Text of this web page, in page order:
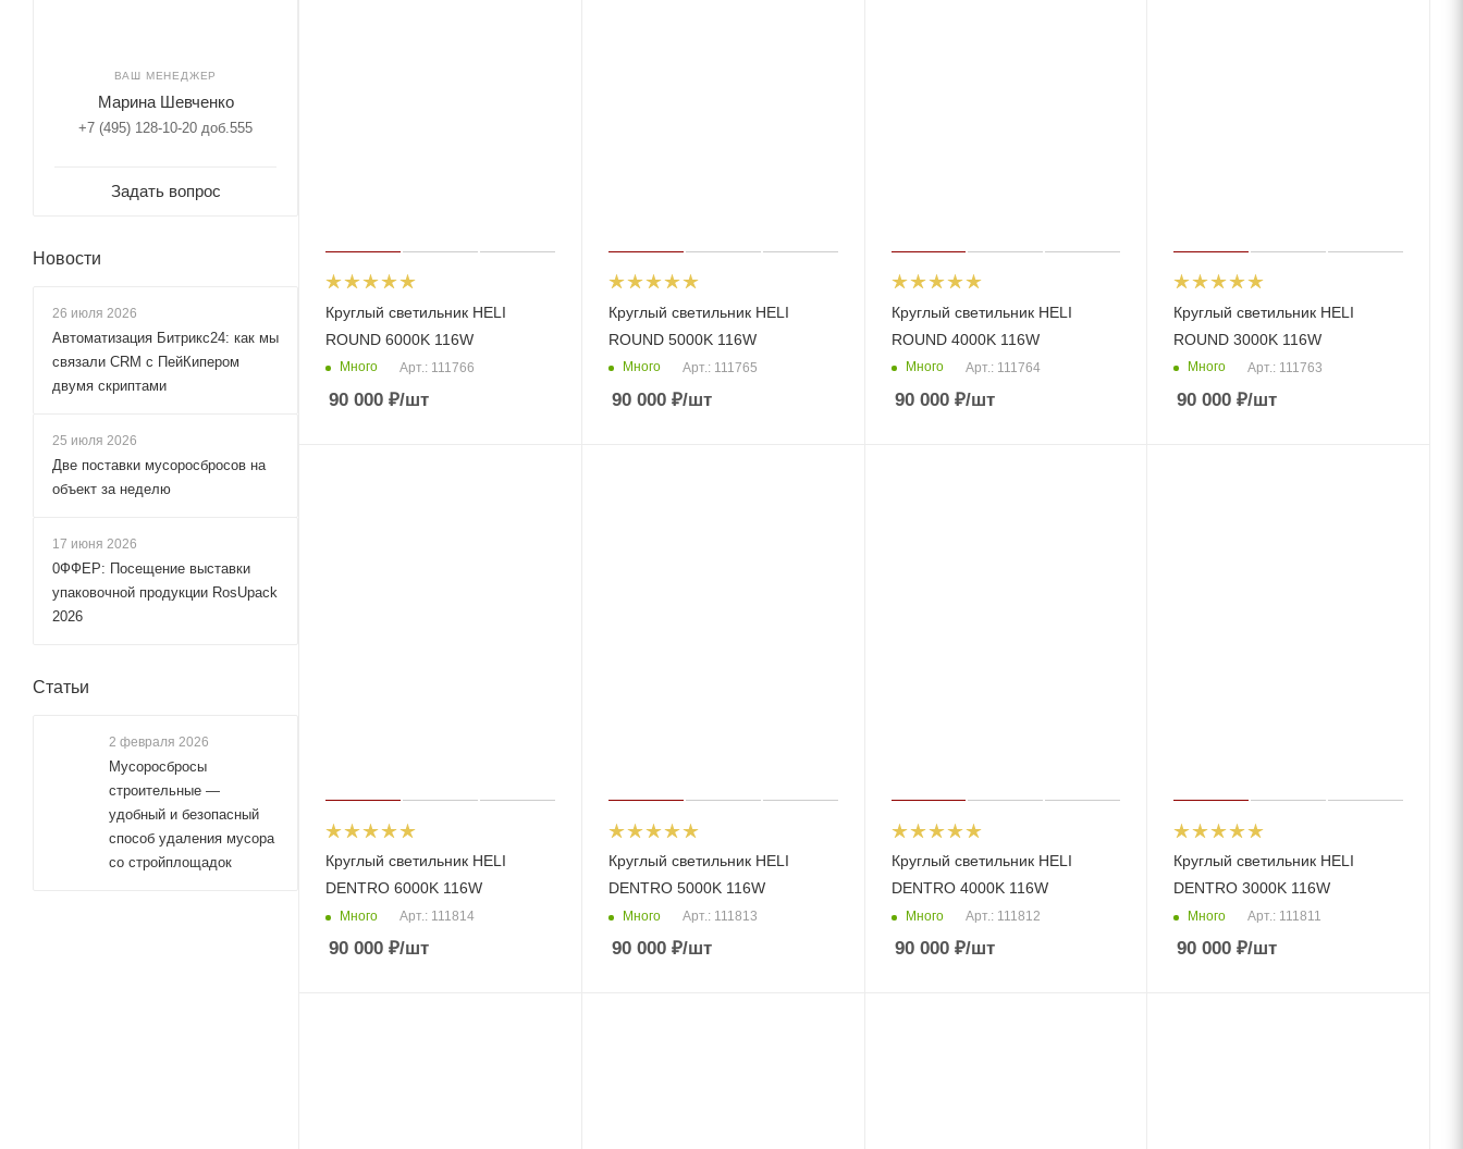
Круглый светильник HELI
ROUND 6000K 116W
Много Арт.: 111766
90 000 ₽/шт
Круглый светильник HELI
ROUND 5000K 116W
Много Арт.: 111765
90 000₽/шт
Круглый светильник HELI
ROUND 4000K 116W
Много Арт.: 111764
90 000₽/шт
Круглый светильник HELI
ROUND 3000K 116W
Много Арт.: 111763
90 000 ₽/шт
Круглый светильник HELI
DENTRO 6000K 116W
Много Арт.: 111814
90 000 ₽/шт
Круглый светильник HELI
DENTRO 5000K 116W
Много Арт.: 111813
90 000₽/шт
Круглый светильник HELI
DENTRO 4000K 116W
Много Арт.: 111812
90 000₽/шт
Круглый светильник HELI
DENTRO 3000K 116W
Много Арт.: 111811
90 000 ₽/шт
ВАШ МЕНЕДЖЕР
Марина Шевченко
+7 (495) 128-10-20 доб.555
Задать вопрос
Новости
26 июля 2026
Автоматизация Битрикс24: как мы
связали CRM с ПейКипером
двумя скриптами
25 июля 2026
Две поставки мусоросбросов на
объект за неделю
17 июня 2026
0ФФЕР: Посещение выставки
упаковочной продукции RosUpack
2026
Статьи
2 февраля 2026
Мусоросбросы
строительные —
удобный и безопасный
способ удаления мусора
со стройплощадок